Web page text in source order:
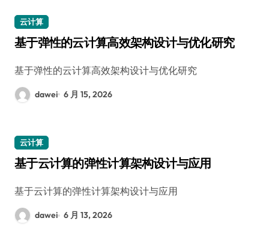
云计算
基于弹性的云计算高效架构设计与优化研究
基于弹性的云计算高效架构设计与优化研究
dawei 6 月 15, 2026
云计算
基于云计算的弹性计算架构设计与应用
基于云计算的弹性计算架构设计与应用
dawei 6 月 13, 2026